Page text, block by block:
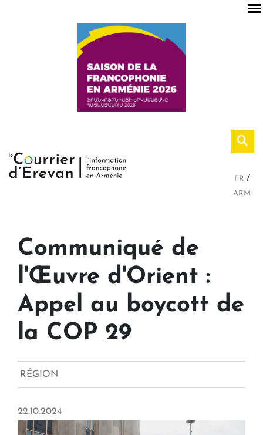
FR
ARM
Communiqué de
l'Œuvre d'Orient :
Appel au boycott de
la COP 29
RÉGION
22.10.2024